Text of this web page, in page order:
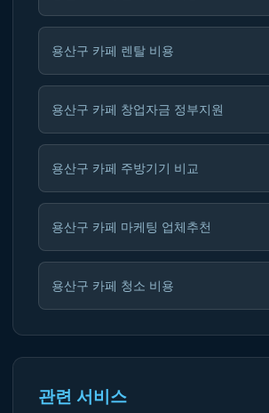
용산구 카페 렌탈 비용
용산구 카페 창업자금 정부지원
용산구 카페 주방기기 비교
용산구 카페 마케팅 업체추천
용산구 카페 청소 비용
관련 서비스